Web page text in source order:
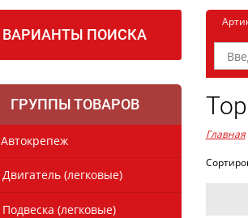
ВАРИАНТЫ ПОИСКА
ГРУППЫ ТОВАРОВ
Автокрепеж
Двигатель (легковые)
Подвеска (легковые)
Главная